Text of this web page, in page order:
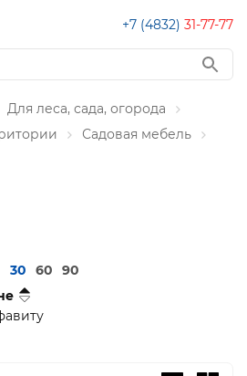
+7 (4832) 31-77-77
Для леса, сада, огорода
Садовая мебель
30 60
90